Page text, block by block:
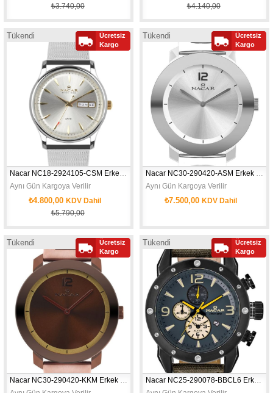
₺3.740,00
₺4.140,00
Tükendi
Nacar NC18-2924105-CSM Erkek Kol Saati
Aynı Gün Kargoya Verilir
₺4.800,00 KDV Dahil
₺5.790,00
Ücretsiz
Kargo
Tükendi
Nacar NC30-290420-ASM Erkek Kol Saati
Aynı Gün Kargoya Verilir
₺7.500,00 KDV Dahil
Ücretsiz
Kargo
Tükendi
Nacar NC30-290420-KKM Erkek Kol Saati
Ücretsiz
Kargo
Tükendi
Nacar NC25-290078-BBCL6 Erkek Kol Saati
Ücretsiz
Kargo